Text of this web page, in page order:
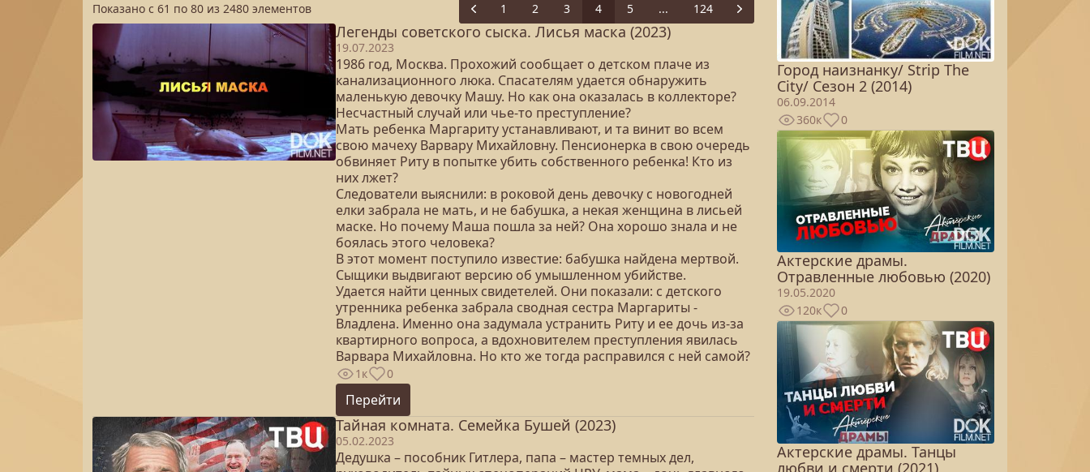
Показано с 61 по 80 из 2480 элементов Previous
1 2 3 4 5 ... 124 Next
Легенды советского сыска. Лисья маска (2023)
19.07.2023
1986 год, Москва. Прохожий сообщает о детском плаче из
канализационного люка. Спасателям удается обнаружить
маленькую девочку Машу. Но как она оказалась в коллекторе?
Несчастный случай или чье-то преступление?
Мать ребенка Маргариту устанавливают, и та винит во всем
свою мачеху Варвару Михайловну. Пенсионерка в свою очередь
обвиняет Риту в попытке убить собственного ребенка! Кто из
них лжет?
Следователи выяснили: в роковой день девочку с новогодней
елки забрала не мать, и не бабушка, а некая женщина в лисьей
маске. Но почему Маша пошла за ней? Она хорошо знала и не
боялась этого человека?
В этот момент поступило известие: бабушка найдена мертвой.
Сыщики выдвигают версию об умышленном убийстве.
Удается найти ценных свидетелей. Они показали: с детского
утренника ребенка забрала сводная сестра Маргариты -
Владлена. Именно она задумала устранить Риту и ее дочь из-за
квартирного вопроса, а вдохновителем преступления явилась
Варвара Михайловна. Но кто же тогда расправился с ней самой?
1к 0
Перейти
Тайная комната. Семейка Бушей (2023)
05.02.2023
Дедушка – пособник Гитлера, папа – мастер темных дел,
Город наизнанку/ Strip The
City/ Сезон 2 (2014)
06.09.2014
360к
0
Актерские драмы.
Отравленные любовью (2020)
19.05.2020
120к
0
Актерские драмы. Танцы
любви и смерти (2021)